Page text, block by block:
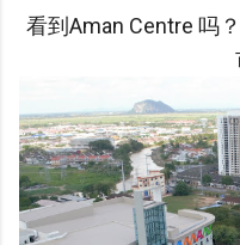
看到Aman Centre 吗